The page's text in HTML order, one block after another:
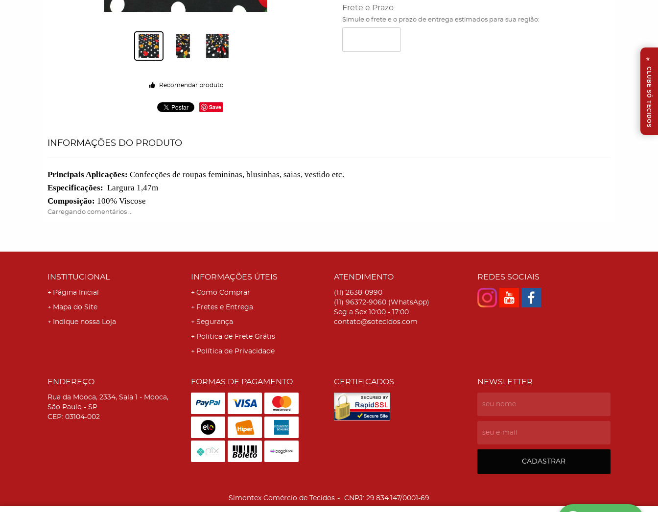
Recomendar produto
Save
Frete e Prazo
Simule o frete e o prazo de entrega estimados para sua região:
INFORMAÇÕES DO PRODUTO
Principais Aplicações: Confecções de roupas femininas, blusinhas, saias, vestido etc.
Especificações: Largura 1,47m
Composição: 100% Viscose
Carregando comentários ...
INSTITUCIONAL
Página Inicial
Mapa do Site
Indique nossa Loja
INFORMAÇÕES ÚTEIS
Como Comprar
Fretes e Entrega
Segurança
Politica de Frete Grátis
Política de Privacidade
ATENDIMENTO
(11) 2638-0990
(11) 96372-9060 (WhatsApp)
Seg a Sex 10:00 - 17:00
contato@sotecidos.com
REDES SOCIAIS
ENDEREÇO
Rua da Mooca, 2334, Sala 1 - Mooca,
São Paulo - SP
CEP: 03104-002
FORMAS DE PAGAMENTO CERTIFICADOS NEWSLETTER
CADASTRAR
Simontex Comércio de Tecidos CNPJ: 29.834.147/0001-69
⭐
CLUBE SÓ TECIDOS